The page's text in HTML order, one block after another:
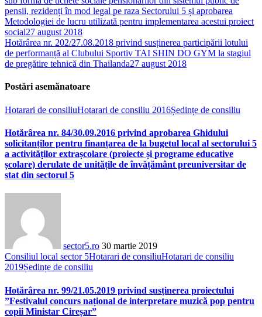
pensii, rezidenți în mod legal pe raza Sectorului 5 și aprobarea
Metodologiei de lucru utilizată pentru implementarea acestui proiect
social27 august 2018
Hotărârea nr. 202/27.08.2018 privind susținerea participării lotului
de performanță al Clubului Sportiv TAI SHIN DO GYM la stagiul
de pregătire tehnică din Thailanda27 august 2018
Postări asemănatoare
Hotarari de consiliuHotarari de consiliu 2016Ședințe de consiliu
Hotărârea nr. 84/30.09.2016 privind aprobarea Ghidului
solicitanților pentru finanțarea de la bugetul local al sectorului 5
a activităților extrașcolare (proiecte și programe educative
școlare) derulate de unitățile de învățământ preuniversitar de
stat din sectorul 5
sector5.ro 30 martie 2019
Consiliul local sector 5Hotarari de consiliuHotarari de consiliu
2019Ședințe de consiliu
Hotărârea nr. 99/21.05.2019 privind susținerea proiectului
”Festivalul concurs național de interpretare muzică pop pentru
copii Ministar Cireșar”